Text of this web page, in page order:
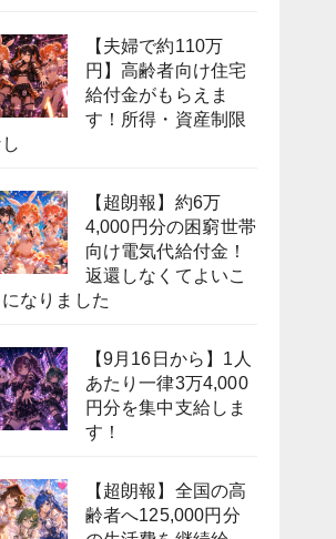
【夫婦で約110万
円】高齢者向け住宅
給付金がもらえま
す！所得・資産制限
【超朗報】約6万
4,000円分の困窮世帯
向け電気代給付金！
返還しなくてよいこ
になりました
【9月16日から】1人
あたり一律3万4,000
円分を集中支給しま
す！
【超朗報】全国の高
齢者へ125,000円分